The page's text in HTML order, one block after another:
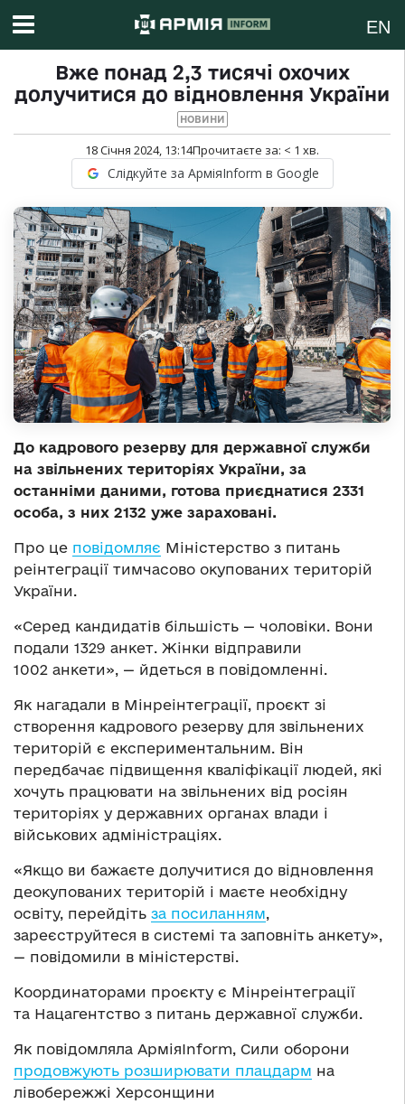
EN
Вже понад 2,3 тисячі охочих
долучитися до відновлення України
НОВИНИ
18 Січня 2024, 13:14Прочитаєте за: < 1 хв.
Слідкуйте за АрміяInform в Google
До кадрового резерву для державної служби
на звільнених територіях України, за
останніми даними, готова приєднатися 2331
особа, з них 2132 уже зараховані.
Про це повідомляє Міністерство з питань
реінтеграції тимчасово окупованих територій
України.
«Серед кандидатів більшість — чоловіки. Вони
подали 1329 анкет. Жінки відправили
1002 анкети», — йдеться в повідомленні.
Як нагадали в Мінреінтеграції, проєкт зі
створення кадрового резерву для звільнених
територій є експериментальним. Він
передбачає підвищення кваліфікації людей, які
хочуть працювати на звільнених від росіян
територіях у державних органах влади і
військових адміністраціях.
«Якщо ви бажаєте долучитися до відновлення
деокупованих територій і маєте необхідну
освіту, перейдіть за посиланням,
зареєструйтеся в системі та заповніть анкету»,
— повідомили в міністерстві.
Координаторами проєкту є Мінреінтеграції
та Нацагентство з питань державної служби.
Як повідомляла АрміяInform, Сили оборони
продовжують розширювати плацдарм на
лівобережжі Херсонщини